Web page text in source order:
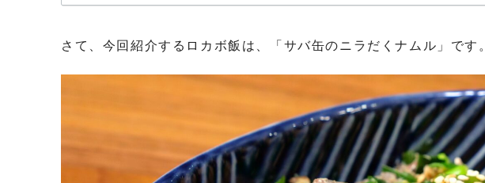
さて、今回紹介するロカボ飯は、「サバ缶のニラだくナムル」です。